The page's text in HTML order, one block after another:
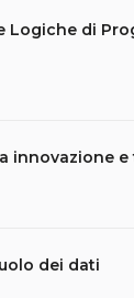
Logiche di
innovazione
dei dati